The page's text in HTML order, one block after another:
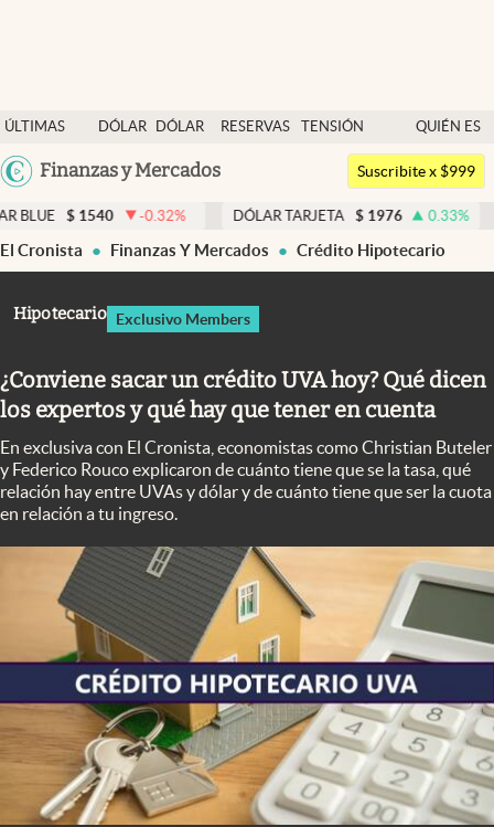
ÚLTIMAS
NOTICIAS
DÓLAR
DÓLAR
RESERVAS
TENSIÓN
GEOPOLÍTICA
QUIÉN ES
QUIÉN
Argentina
Finanzas y Mercados
Dólar
Members
Economía y Política
Finanzas y Mercados
Columnistas
Otras secciones
Apertura
Infotechnology
Clase
Mundial 2026
Eventos Corporativos
El Cronista Studio
Mediakit
abre en nueva pestaña
Argentina
Suscribite x $999
-0.32% DÓLAR TARJETA $ 1976 0.33% DÓLAR
El Cronista Finanzas Y Mercados Crédito Hipotecario
Hipotecario Exclusivo Members
¿Conviene sacar un crédito UVA hoy? Qué dicen
los expertos y qué hay que tener en cuenta
En exclusiva con El Cronista, economistas como Christian Buteler
y Federico Rouco explicaron de cuánto tiene que se la tasa, qué
relación hay entre UVAs y dólar y de cuánto tiene que ser la cuota
en relación a tu ingreso.